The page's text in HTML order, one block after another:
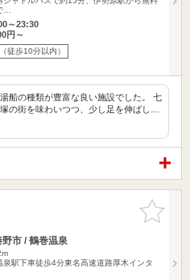
…
～23:30
円～
徒歩10分以内）
船の種類が豊富な良い施設でした。 七
の街を味わいつつ、少し足を伸ばし…
お気に入
りに追加
市 / 鶴巻温泉
泉駅下車徒歩4分東名高速道路厚木インタ